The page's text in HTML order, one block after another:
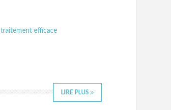
traitement efficace
LIRE PLUS